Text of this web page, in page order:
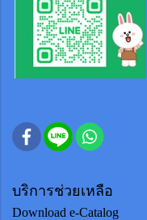
บริการช่วยเหลือ
Download e-Catalog